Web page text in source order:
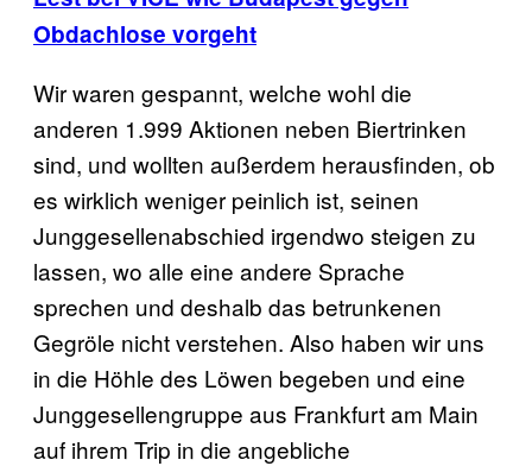
Obdachlose vorgeht
Wir waren gespannt, welche wohl die
anderen 1.999 Aktionen neben Biertrinken
sind, und wollten außerdem herausfinden, ob
es wirklich weniger peinlich ist, seinen
Junggesellenabschied irgendwo steigen zu
lassen, wo alle eine andere Sprache
sprechen und deshalb das betrunkenen
Gegröle nicht verstehen. Also haben wir uns
in die Höhle des Löwen begeben und eine
Junggesellengruppe aus Frankfurt am Main
auf ihrem Trip in die angebliche